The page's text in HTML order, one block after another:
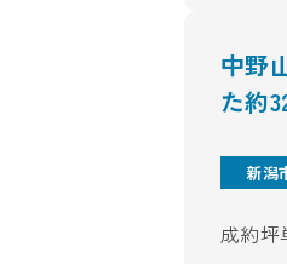
中野
た約
新潟
成約坪